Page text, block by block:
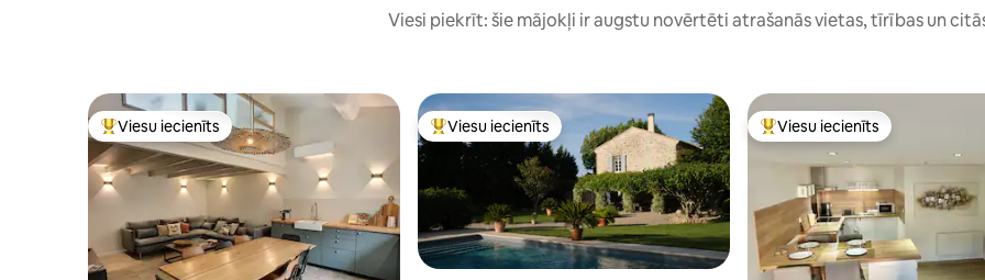
Viesi piekrīt: šie mājokļi ir augstu novērtēti atrašanās vietas, tīrības un
Populārs viesu iecienīts mājoklis
Viesu iecienīts Populārs viesu iecienīts mājoklis
Viesu iecienīts Populārs viesu iecienīts mājoklis
Viesu iecienīts